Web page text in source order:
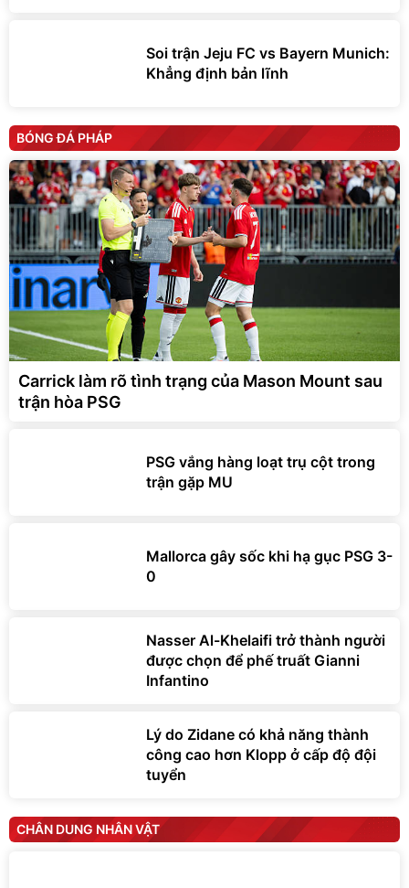
Soi trận Jeju FC vs Bayern Munich:
Khẳng định bản lĩnh
BÓNG ĐÁ PHÁP
Carrick làm rõ tình trạng của Mason Mount sau
trận hòa PSG
PSG vắng hàng loạt trụ cột trong
trận gặp MU
Mallorca gây sốc khi hạ gục PSG 3-
0
Nasser Al-Khelaifi trở thành người
được chọn để phế truất Gianni
Infantino
Lý do Zidane có khả năng thành
công cao hơn Klopp ở cấp độ đội
tuyển
CHÂN DUNG NHÂN VẬT